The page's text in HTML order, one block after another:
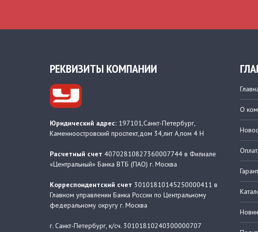
РЕКВИЗИТЫ КОМПАНИИ
Юридический адрес: 197101,Санкт-Петербург,
Каменноостровский проспект,дом 34,лит А,пом 4 Н
Расчетный счет 40702810827360007744 в Филиале
«Центральный» Банка ВТБ (ПАО) г. Москва
Корреспондентский счет 30101810145250000411 в
Главном управлении Банка России по Центральному
федеральному округу г. Москва
г. Санкт-Петербург, к/сч. 30101810240300000707
О